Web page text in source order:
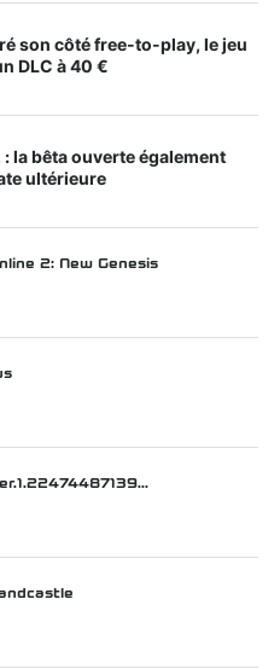
son côté free-to-play, le jeu
DLC à 40 €
la bêta ouverte également
ultérieure
2: New Genesis